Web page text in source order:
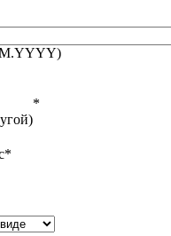
*
*